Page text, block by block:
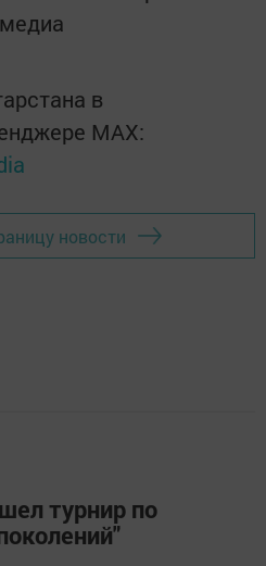
в
MАХ:
новости
турнир по